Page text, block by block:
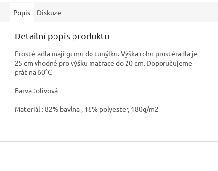
Popis Diskuze
Detailní popis produktu
Prostěradla mají gumu do tunýlku. Výška rohu prostěradla je
25 cm vhodné pro výšku matrace do 20 cm. Doporučujeme
prát na 60°C
Barva : olivová
Materiál : 82% bavlna , 18% polyester, 180g/m2
Z